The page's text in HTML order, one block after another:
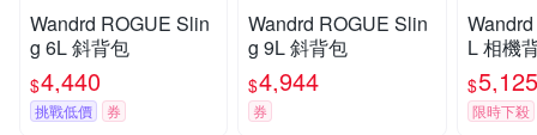
Wandrd ROGUE Slin
g 6L 斜背包
$4,440
挑戰低價 券
Wandrd ROGUE Slin
g 9L 斜背包
$4,944
券
L 相機
$5,125
限時下殺